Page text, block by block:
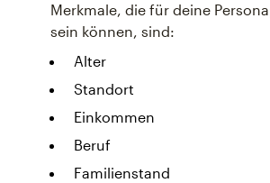
Merkmale, die für deine
sein können, sind:
Alter
Standort
Einkommen
Beruf
Familienstand